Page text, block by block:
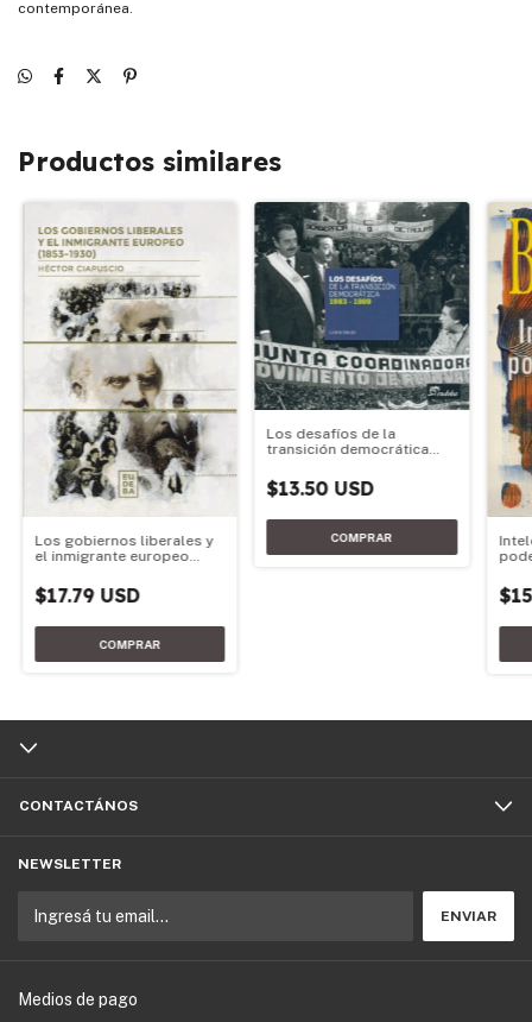
contemporánea.
Productos similares
Los gobiernos liberales y
el inmigrante europeo
$17.79 USD
Los desafíos de la
transición democrática
$13.50 USD
CONTACTÁNOS
NEWSLETTER
Medios de pago